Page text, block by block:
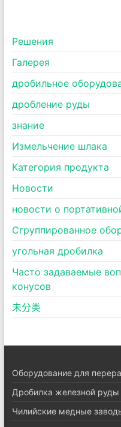
Pешения
Галерея
дробильное
дробление руды
знание
Измельчение шлака
Категория продукта
Новости
новости о
Сгруппированное
угольная дробилка
Часто задаваемые
конусов
未分类
Оборудование для
Дробилка железной
Чилийские медные